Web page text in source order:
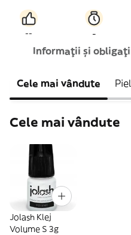
-- -
Informații și
Cele mai vândute
Cele mai vândute
Jolash Klej
Volume S 3g